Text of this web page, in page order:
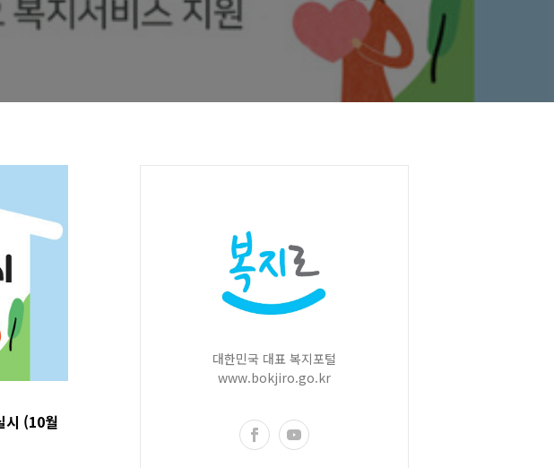
시 (10월
대한민국 대표 복지포털
www.bokjiro.go.kr